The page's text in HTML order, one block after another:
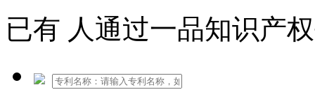
已有 人通过一品知识产